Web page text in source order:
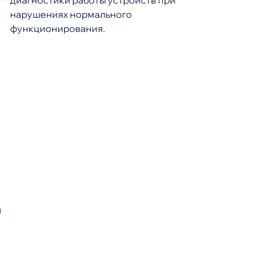
нарушениях нормального
функционирования.